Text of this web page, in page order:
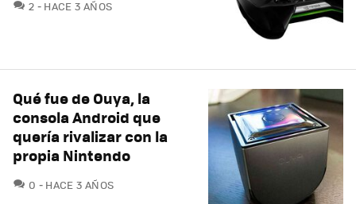
2 COMENTARIOS
HACE 3 AÑOS
Qué fue de Ouya, la
consola Android que
quería rivalizar con la
propia Nintendo
0 COMENTARIOS
HACE 3 AÑOS